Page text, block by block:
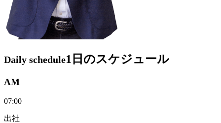
Daily schedule1日のスケジュール
AM
07:00
出社